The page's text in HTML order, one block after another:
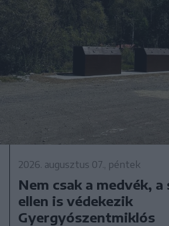
2026. augusztus 07., péntek
Nem csak a medvék,
ellen is védekezik
Gyergyószentmiklós